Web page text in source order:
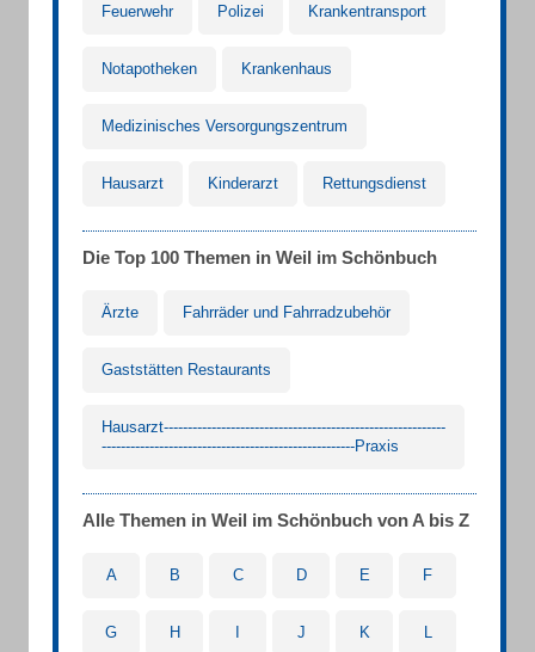
Feuerwehr Polizei Krankentransport
Notapotheken Krankenhaus
Medizinisches Versorgungszentrum
Hausarzt Kinderarzt Rettungsdienst
Die Top 100 Themen in Weil im Schönbuch
Ärzte Fahrräder und Fahrradzubehör
Gaststätten Restaurants
Hausarzt-----------------------------------------------------------
-----------------------------------------------------Praxis
Alle Themen in Weil im Schönbuch von A bis Z
A B C D E F
G H J K L